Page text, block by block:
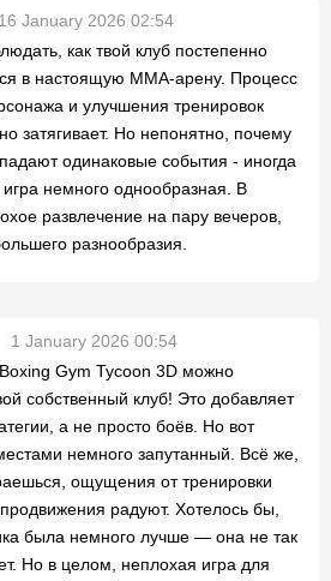
16 January 2026 02:54
как твой клуб постепенно
в настоящую MMA-арену. Процесс
и улучшения тренировок
затягивает. Но непонятно, почему
одинаковые события - иногда
игра немного однообразная. В
развлечение на пару вечеров,
разнообразия.
1 January 2026 00:54
Boxing Gym Tycoon 3D можно
собственный клуб! Это добавляет
а не просто боёв. Но вот
немного запутанный. Всё же,
ощущения от тренировки
радуют. Хотелось бы,
была немного лучше — она не так
Но в целом, неплохая игра для